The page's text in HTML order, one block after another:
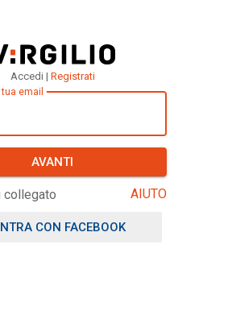
Accedi | Registrati
email
AVANTI
collegato AIUTO
CON FACEBOOK